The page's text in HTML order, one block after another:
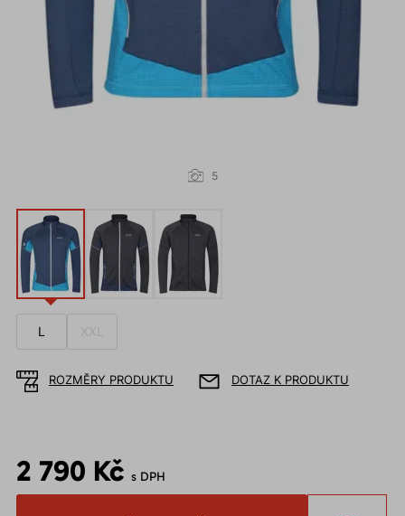
5
L XXL
ROZMĚRY PRODUKTU DOTAZ K PRODUKTU
2 790 Kč s DPH